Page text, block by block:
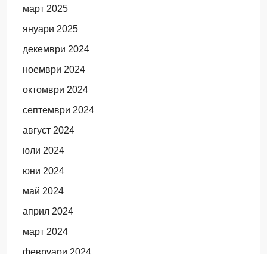
март 2025
януари 2025
декември 2024
ноември 2024
октомври 2024
септември 2024
август 2024
юли 2024
юни 2024
май 2024
април 2024
март 2024
февруари 2024